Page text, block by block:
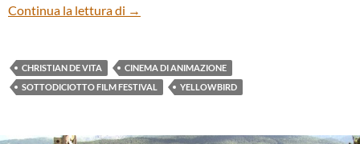
Continua la lettura di “Yellowbird” di Christian de Vita
→
CHRISTIAN DE VITA
CINEMA DI ANIMAZIONE
SOTTODICIOTTO FILM FESTIVAL
YELLOWBIRD